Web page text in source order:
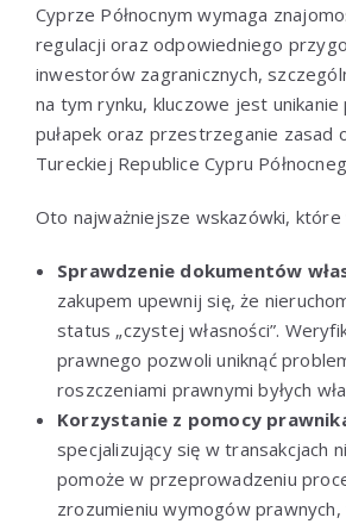
Cyprze Północnym wymaga
regulacji oraz odpowiedniego
inwestorów zagranicznych,
na tym rynku, kluczowe jest unikanie
pułapek oraz przestrzeganie zasad
Tureckiej Republice Cypru
Oto najważniejsze wskazówki, które
Sprawdzenie dokumentów
zakupem upewnij się, że
status „czystej własności”.
prawnego pozwoli uniknąć
roszczeniami prawnymi byłych
Korzystanie z pomocy
specjalizujący się w transakcjach
pomoże w przeprowadzeniu
zrozumieniu wymogów prawnych,